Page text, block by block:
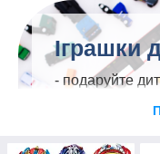
Іграшки
- подаруйте
– понад 5000